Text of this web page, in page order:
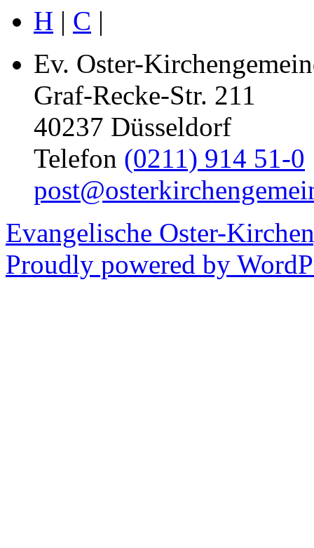
H | C |
Ev. Oster-
Graf-Recke-Str. 211
40237 Düsseldorf
Telefon (0211) 914 51-0
Evangelische Oster-
Proudly powered by